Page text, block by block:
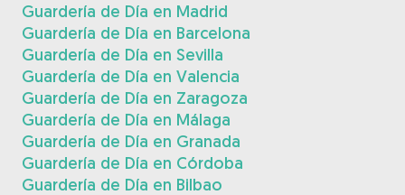
Guardería de Día en Madrid
Guardería de Día en Barcelona
Guardería de Día en Sevilla
Guardería de Día en Valencia
Guardería de Día en Zaragoza
Guardería de Día en Málaga
Guardería de Día en Granada
Guardería de Día en Córdoba
Guardería de Día en Bilbao